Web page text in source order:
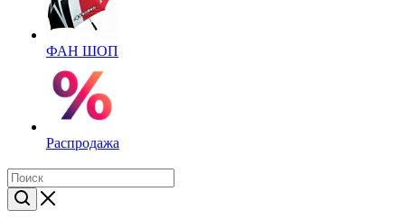
ФАН ШОП
Распродажа